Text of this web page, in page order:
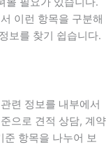
이런 항목을 구분해
보를 찾기 쉽습니다.
련 정보를 내부에서
으로 견적 상담, 계약
준 항목을 나누어 보